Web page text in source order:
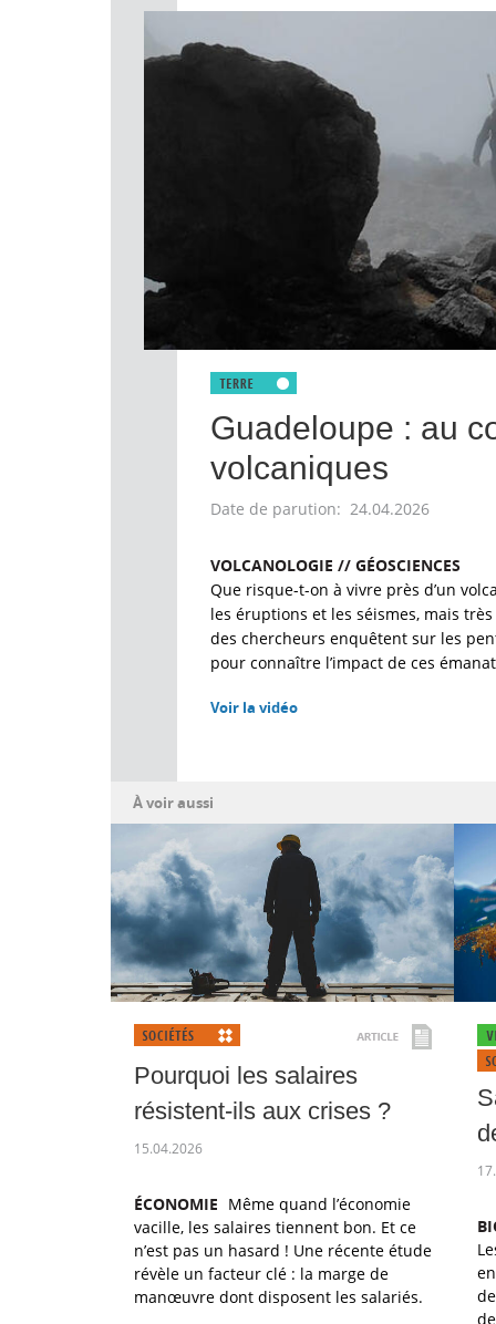
Guadeloupe : au
volcaniques
Date de parution: 24.04.2026
VOLCANOLOGIE // GÉOSCIENCES
Que risque-t-on à vivre près d’un
les éruptions et les séismes, mais
des chercheurs enquêtent sur les
pour connaître l’impact de ces
Voir la vidéo
À voir aussi
Pourquoi les salaires
résistent-ils aux crises ?
15.04.2026
ÉCONOMIE Même quand l’économie
vacille, les salaires tiennent bon. Et ce
n’est pas un hasard ! Une récente étude
révèle un facteur clé : la marge de
manœuvre dont disposent les salariés.